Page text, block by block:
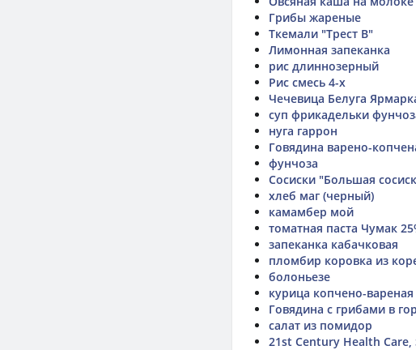
Грибы жареные
Ткемали "Трест В"
Лимонная запеканка
рис длиннозерный
Рис смесь 4-х
Чечевица Белуга
суп фрикадельки
нуга гаррон
Говядина варено-
фунчоза
Сосиски "Большая
хлеб маг (черный)
камамбер мой
томатная паста Чумак
запеканка кабачковая
пломбир коровка из
болоньезе
курица копчено-
Говядина с грибами в
салат из помидор
21st Century Health Care,